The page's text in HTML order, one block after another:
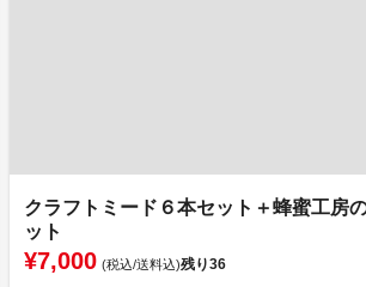
クラフトミード６本セット＋蜂蜜工房
ット
¥7,000 (税込/送料込)残り36